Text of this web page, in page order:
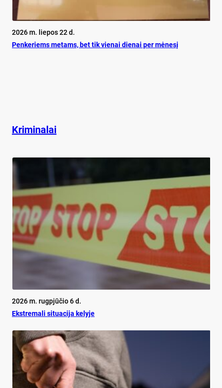
2026 m. liepos 22 d.
Pen­ke­riems me­tams, bet tik vie­nai die­nai per mė­ne­sį
Kriminalai
2026 m. rugpjūčio 6 d.
Ekst­re­ma­li si­tua­ci­ja ke­ly­je